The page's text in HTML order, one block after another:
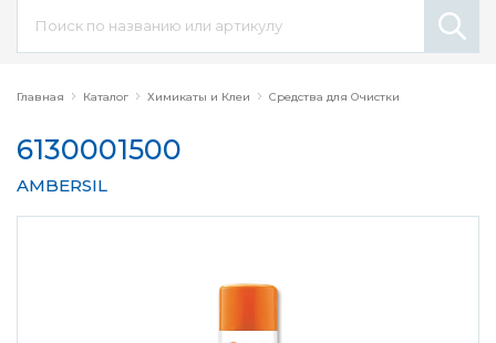
Главная Каталог Химикаты и Клеи Средства для Очистки
6130001500
AMBERSIL
Цепи
Оборудование